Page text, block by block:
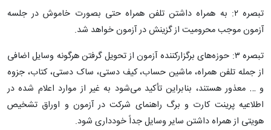
تبصره ۲: به همراه داشتن تلفن همراه حتی بصورت خاموش در جلسه
آزمون موجب محرومیت از گزینش در آزمون خواهد شد.
تبصره ۳: حوزه‌های برگزارکننده آزمون از تحویل گرفتن هرگونه وسایل اضافی
از جمله تلفن همراه، ماشین حساب، کیف دستی، ساک دستی، کتاب، جزوه
و … معذور هستند، بنابراین تأکید می‌شود به غیر از موارد اعلام شده در
اطلاعیه پرینت کارت و برگ راهنمای شرکت در آزمون و اوراق تشخیص
هویتی از همراه داشتن سایر وسایل جداً خودداری شود.